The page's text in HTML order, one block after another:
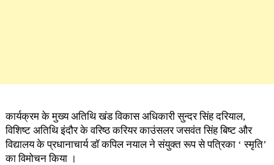
कार्यक्रम के मुख्य अतिथि खंड विकास अधिकारी सुन्दर सिंह दरियाल,
विशिष्ट अतिथि इंदौर के वरिष्ठ करियर काउंसलर जसवंत सिंह बिष्ट और
विद्यालय के प्रधानाचार्य डॉ कपिल नयाल ने संयुक्त रूप से पत्रिका ‘ स्मृति’
का विमोचन किया ।